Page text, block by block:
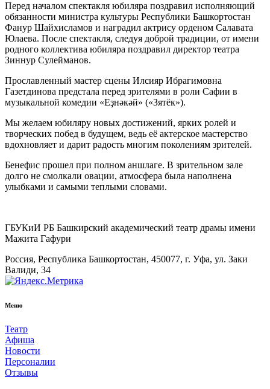
Перед началом спектакля юбиляра поздравил исполняющий
обязанности министра культуры Республики Башкортостан
Фанур Шайхисламов и наградил актрису орденом Салавата
Юлаева. После спектакля, следуя доброй традиции, от имени
родного коллектива юбиляра поздравил директор театра
Зиннур Сулейманов.
Прославленный мастер сцены Илсияр Ибрагимовна
Газетдинова предстала перед зрителями в роли Сафии в
музыкальной комедии «Еҙнәкәй» («Зятёк»).
Мы желаем юбиляру новых достижений, ярких ролей и
творческих побед в будущем, ведь её актерское мастерство
вдохновляет и дарит радость многим поколениям зрителей.
Бенефис прошел при полном аншлаге. В зрительном зале
долго не смолкали овации, атмосфера была наполнена
улыбками и самыми теплыми словами.
ГБУКиИ РБ Башкирский академический театр драмы имени
Мажита Гафури
Россия, Республика Башкортостан, 450077, г. Уфа, ул. Заки
Валиди, 34
Меню
Театр
Афиша
Новости
Персоналии
Отзывы